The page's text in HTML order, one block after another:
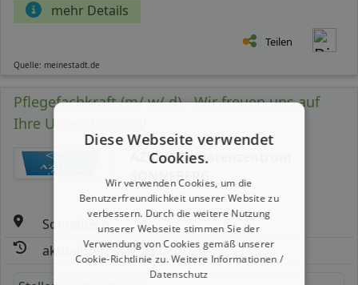
mehr Details
Teilen
Quelle: meinestadt.de
Pflegefachkraft (m/ w/ d) - Wir freuen uns auf
Ihre Unterstützung!
AZURIT Seniorenzentrum
SONNEBERG
Sonneberg
aktualisiert seit: 08.08.2026
Diese Webseite verwendet
Cookies.
Wir verwenden Cookies, um die
Benutzerfreundlichkeit unserer Website zu
verbessern. Durch die weitere Nutzung
unserer Webseite stimmen Sie der
Verwendung von Cookies gemäß unserer
Cookie-Richtlinie zu.Weitere Informationen /
Datenschutz